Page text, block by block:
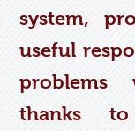
system,
useful
problems
thanks